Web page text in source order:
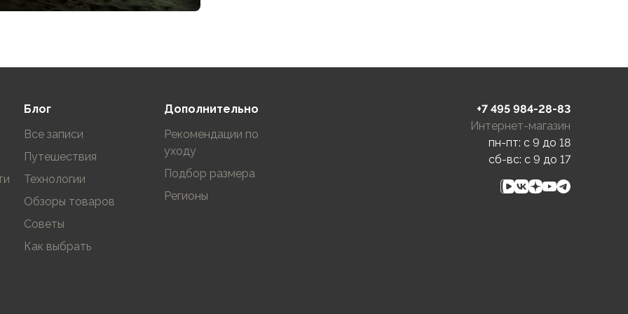
Блог
Все записи
Путешествия
Технологии
Обзоры товаров
Советы
Как выбрать
Дополнительно
Рекомендации по
уходу
Подбор размера
Регионы
+7 495 984-28-83
Интернет-магазин
пн-пт: c 9 до 18
сб-вс: c 9 до 17